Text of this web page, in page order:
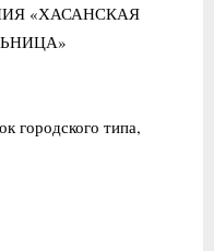
«ХАСАНСКАЯ
городского типа,